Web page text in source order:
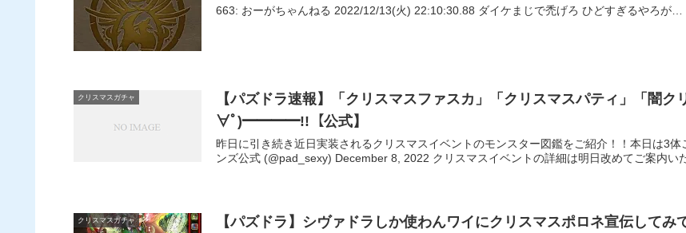
663: おーがちゃんねる 2022/12/13(火) 22:10:30.88 ダイケまじで禿げろ ひどすぎるやろが…
クリスマスガチャ
【パズドラ速報】「クリスマスファスカ」「クリスマスパティ」「
∀ﾟ)━━━━!!【公式】
昨日に引き続き近日実装されるクリスマスイベントのモンスター図鑑をご紹介！！本日は
ンズ公式 (@pad_sexy) December 8, 2022 クリスマスイベントの詳細は明日改めてご案内
クリスマスガチャ 【パズドラ】シヴァドラしか使わんワイにクリスマスポロネ宣伝してみ